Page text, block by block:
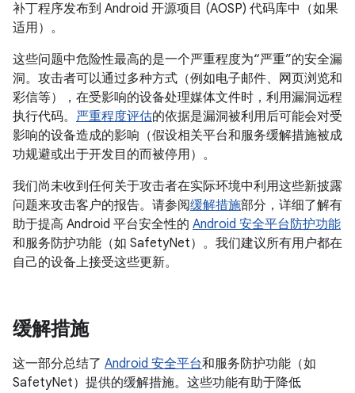
补丁程序发布到 Android 开源项目 (AOSP) 代码库中（如果
适用）。
这些问题中危险性最高的是一个严重程度为“严重”的安全漏
洞。攻击者可以通过多种方式（例如电子邮件、网页浏览和
彩信等），在受影响的设备处理媒体文件时，利用漏洞远程
执行代码。 严重程度评估的依据是漏洞被利用后可能会对受
影响的设备造成的影响（假设相关平台和服务缓解措施被成
功规避或出于开发目的而被停用）。
我们尚未收到任何关于攻击者在实际环境中利用这些新披露
问题来攻击客户的报告。请参阅缓解措施部分，详细了解有
助于提高 Android 平台安全性的 Android 安全平台防护功能
和服务防护功能（如 SafetyNet）。我们建议所有用户都在
自己的设备上接受这些更新。
缓解措施
这一部分总结了 Android 安全平台和服务防护功能（如
SafetyNet）提供的缓解措施。这些功能有助于降低